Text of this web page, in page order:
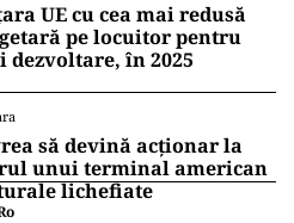
UE cu cea mai redusă
pe locuitor pentru
dezvoltare, în 2025
să devină acționar la
unui terminal american
lichefiate